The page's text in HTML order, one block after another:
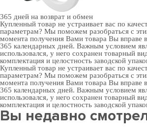
365 дней на возврат и обмен
Купленный товар не устраивает вас по
параметрам? Мы поможем разобраться с
момента получения Вами товара Вы вправе
365 календарных дней. Важным условием
использовался, у него сохранен товарный
комплектация и целостность заводской
Купленный товар не устраивает вас по
параметрам? Мы поможем разобраться с
момента получения Вами товара Вы вправе
365 календарных дней. Важным условием
использовался, у него сохранен товарный
комплектация и целостность заводской
Вы недавно